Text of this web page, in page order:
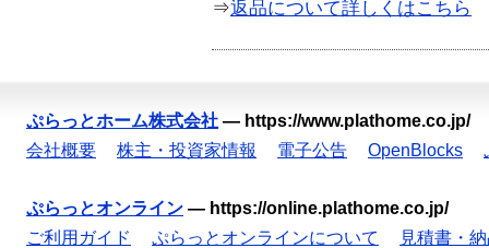
⇒返品について詳しくはこちら
ぷらっとホーム株式会社 — https://www.plathome.co.jp/
会社概要
株主・投資家情報 電子公告 OpenBlocks
ぷらっとオンライン — https://online.plathome.co.jp/
ご利用ガイド
ぷらっとオンラインについて
見積書・